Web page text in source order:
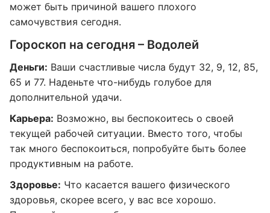
может быть причиной вашего плохого
самочувствия сегодня.
Гороскоп на сегодня – Водолей
Деньги: Ваши счастливые числа будут 32, 9, 12, 85,
65 и 77. Наденьте что-нибудь голубое для
дополнительной удачи.
Карьера: Возможно, вы беспокоитесь о своей
текущей рабочей ситуации. Вместо того, чтобы
так много беспокоиться, попробуйте быть более
продуктивным на работе.
Здоровье: Что касается вашего физического
здоровья, скорее всего, у вас все хорошо.